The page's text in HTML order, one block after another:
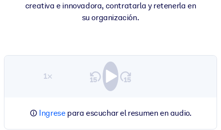
creativa e innovadora, contratarla y retenerla en
su organización.
1×
Ingresepara escuchar el resumen en audio.